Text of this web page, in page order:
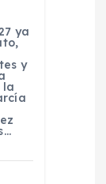
ya
y
la